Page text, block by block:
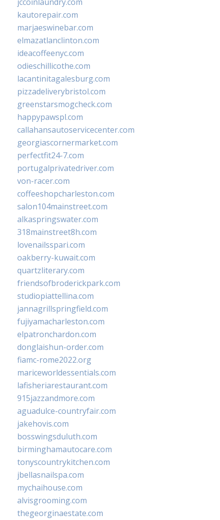
kautorepair.com
marjaeswinebar.com
elmazatlanclinton.com
ideacoffeenyc.com
odieschillicothe.com
lacantinitagalesburg.com
pizzadeliverybristol.com
greenstarsmogcheck.com
happypawspl.com
callahansautoservicecenter.com
georgiascornermarket.com
perfectfit24-7.com
portugalprivatedriver.com
von-racer.com
coffeeshopcharleston.com
salon104mainstreet.com
alkaspringswater.com
318mainstreet8h.com
lovenailsspari.com
oakberry-kuwait.com
quartzliterary.com
friendsofbroderickpark.com
studiopiattellina.com
jannagrillspringfield.com
fujiyamacharleston.com
elpatronchardon.com
donglaishun-order.com
fiamc-rome2022.org
mariceworldessentials.com
lafisheriarestaurant.com
915jazzandmore.com
aguadulce-countryfair.com
jakehovis.com
bosswingsduluth.com
birminghamautocare.com
tonyscountrykitchen.com
jbellasnailspa.com
mychaihouse.com
alvisgrooming.com
thegeorginaestate.com